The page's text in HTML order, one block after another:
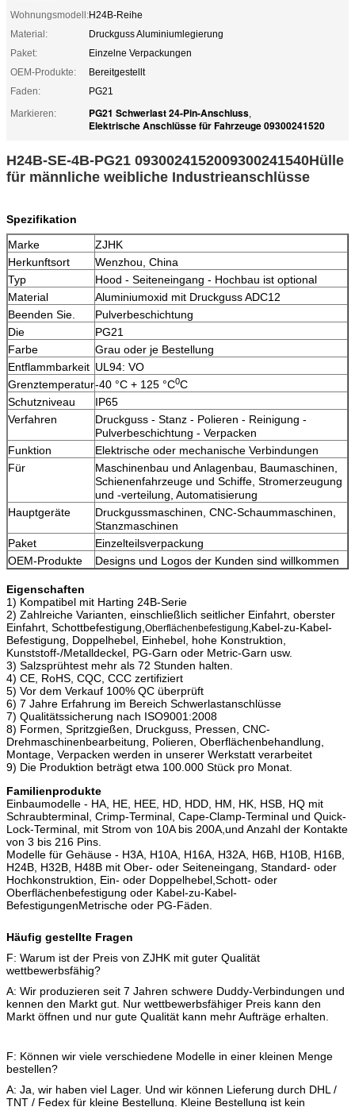
Wohnungsmodell:H24B-Reihe
Material:
Druckguss Aluminiumlegierung
Paket:
Einzelne Verpackungen
OEM-Produkte:
Bereitgestellt
Faden:
PG21
Markieren:
PG21 Schwerlast 24-Pin-Anschluss,
Elektrische Anschlüsse für Fahrzeuge 09300241520
H24B-SE-4B-PG21 0930024152009300241540Hülle
für männliche weibliche Industrieanschlüsse
Spezifikation
Marke
ZJHK
Herkunftsort
Wenzhou, China
Typ
Hood - Seiteneingang - Hochbau ist optional
Material
Aluminiumoxid mit Druckguss ADC12
Beenden Sie.
Pulverbeschichtung
Die
PG21
Farbe
Grau oder je Bestellung
Entflammbarkeit UL94: VO
Grenztemperatur-40 °C + 125 °C0C
Schutzniveau
IP65
Verfahren
Druckguss - Stanz - Polieren - Reinigung -
Pulverbeschichtung - Verpacken
Funktion
Elektrische oder mechanische Verbindungen
Für
Maschinenbau und Anlagenbau, Baumaschinen,
Schienenfahrzeuge und Schiffe, Stromerzeugung
und -verteilung, Automatisierung
Hauptgeräte
Druckgussmaschinen, CNC-Schaummaschinen,
Stanzmaschinen
Paket
Einzelteilsverpackung
OEM-Produkte
Designs und Logos der Kunden sind willkommen
Eigenschaften
1) Kompatibel mit Harting 24B-Serie
2) Zahlreiche Varianten, einschließlich seitlicher Einfahrt, oberster
Einfahrt, Schottbefestigung, Oberflächenbefestigung,Kabel-zu-Kabel-
Befestigung, Doppelhebel, Einhebel, hohe Konstruktion,
Kunststoff-/Metalldeckel, PG-Garn oder Metric-Garn usw.
3) Salzsprühtest mehr als 72 Stunden halten.
4) CE, RoHS, CQC, CCC zertifiziert
5) Vor dem Verkauf 100% QC überprüft
6) 7 Jahre Erfahrung im Bereich Schwerlastanschlüsse
7) Qualitätssicherung nach ISO9001:2008
8) Formen, Spritzgießen, Druckguss, Pressen, CNC-
Drehmaschinenbearbeitung, Polieren, Oberflächenbehandlung,
Montage, Verpacken werden in unserer Werkstatt verarbeitet
9) Die Produktion beträgt etwa 100.000 Stück pro Monat.
Familienprodukte
Einbaumodelle - HA, HE, HEE, HD, HDD, HM, HK, HSB, HQ mit
Schraubterminal, Crimp-Terminal, Cape-Clamp-Terminal und Quick-
Lock-Terminal, mit Strom von 10A bis 200A,und Anzahl der Kontakte
von 3 bis 216 Pins.
Modelle für Gehäuse - H3A, H10A, H16A, H32A, H6B, H10B, H16B,
H24B, H32B, H48B mit Ober- oder Seiteneingang, Standard- oder
Hochkonstruktion, Ein- oder Doppelhebel,Schott- oder
Oberflächenbefestigung oder Kabel-zu-Kabel-
BefestigungenMetrische oder PG-Fäden.
Häufig gestellte Fragen
F: Warum ist der Preis von ZJHK mit guter Qualität
wettbewerbsfähig?
A: Wir produzieren seit 7 Jahren schwere Duddy-Verbindungen und
kennen den Markt gut. Nur wettbewerbsfähiger Preis kann den
Markt öffnen und nur gute Qualität kann mehr Aufträge erhalten.
F: Können wir viele verschiedene Modelle in einer kleinen Menge
bestellen?
A: Ja, wir haben viel Lager. Und wir können Lieferung durch DHL /
TNT / Fedex für kleine Bestellung. Kleine Bestellung ist kein